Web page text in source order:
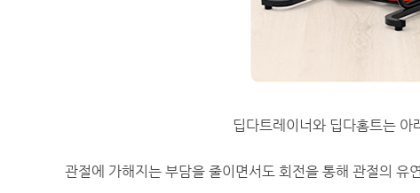
딥다트레이너와 딥다홈트는
관절에 가해지는 부담을 줄이면서도 회전을 통해 관절의